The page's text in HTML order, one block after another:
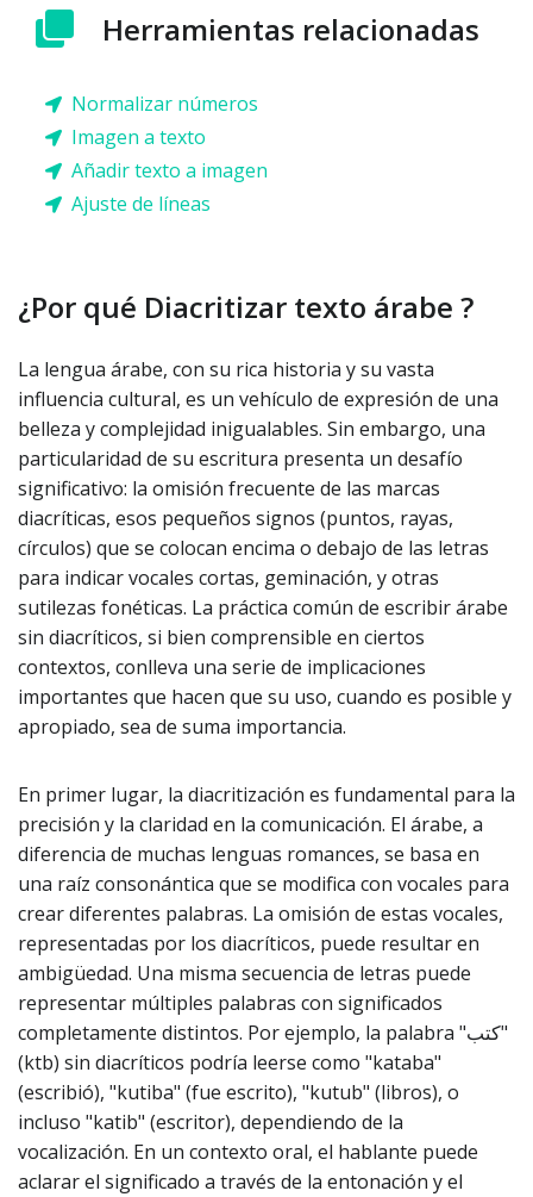
Herramientas relacionadas
Normalizar números
Imagen a texto
Añadir texto a imagen
Ajuste de líneas
¿Por qué Diacritizar texto árabe ?
La lengua árabe, con su rica historia y su vasta
influencia cultural, es un vehículo de expresión de una
belleza y complejidad inigualables. Sin embargo, una
particularidad de su escritura presenta un desafío
significativo: la omisión frecuente de las marcas
diacríticas, esos pequeños signos (puntos, rayas,
círculos) que se colocan encima o debajo de las letras
para indicar vocales cortas, geminación, y otras
sutilezas fonéticas. La práctica común de escribir árabe
sin diacríticos, si bien comprensible en ciertos
contextos, conlleva una serie de implicaciones
importantes que hacen que su uso, cuando es posible y
apropiado, sea de suma importancia.
En primer lugar, la diacritización es fundamental para la
precisión y la claridad en la comunicación. El árabe, a
diferencia de muchas lenguas romances, se basa en
una raíz consonántica que se modifica con vocales para
crear diferentes palabras. La omisión de estas vocales,
representadas por los diacríticos, puede resultar en
ambigüedad. Una misma secuencia de letras puede
representar múltiples palabras con significados
completamente distintos. Por ejemplo, la palabra "كتب"
(ktb) sin diacríticos podría leerse como "kataba"
(escribió), "kutiba" (fue escrito), "kutub" (libros), o
incluso "katib" (escritor), dependiendo de la
vocalización. En un contexto oral, el hablante puede
aclarar el significado a través de la entonación y el